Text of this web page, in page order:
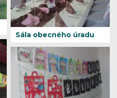
Sála obecného úradu